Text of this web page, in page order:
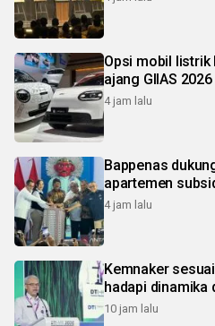
Opsi mobil listrik
ajang GIIAS 2026
4 jam lalu
Bappenas
apartemen
4 jam lalu
Kemnaker
hadapi dinamika
10 jam lalu